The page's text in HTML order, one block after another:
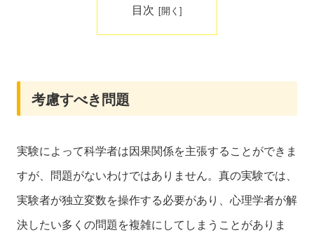
目次
考慮すべき問題
実験によって科学者は因果関係を主張することができま
すが、問題がないわけではありません。真の実験では、
実験者が独立変数を操作する必要があり、心理学者が解
決したい多くの問題を複雑にしてしまうことがありま